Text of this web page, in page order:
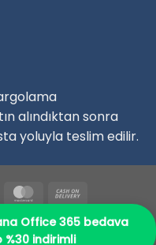
alındıktan sonra
yoluyla teslim edilir.
ULAŞIN ÖDEME
SORULAN SORULAR
Office 365 bedava
%30 indirimli